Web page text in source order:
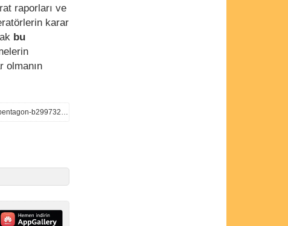
raporları ve
karar
bu
olmanın
https://www.independent.co.uk/news/world/americas/us-politics/elon-musk-grok-ai-iran-missiles-pentagon-b2997321.html